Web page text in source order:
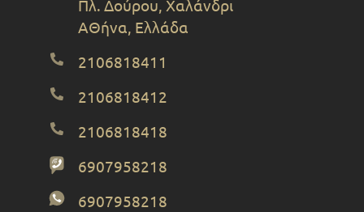
Πλ. Δούρου, Χαλάνδρι
ΑΘήνα, Ελλάδα
2106818411
2106818412
2106818418
6907958218
6907958218